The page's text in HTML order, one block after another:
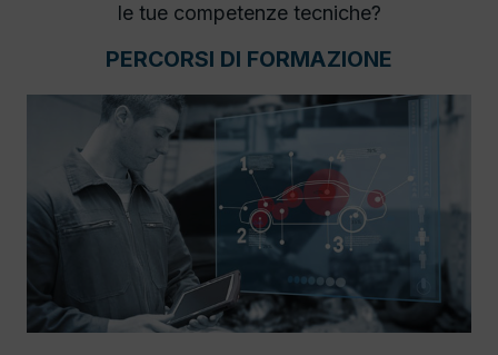
le tue competenze tecniche?
PERCORSI DI FORMAZIONE